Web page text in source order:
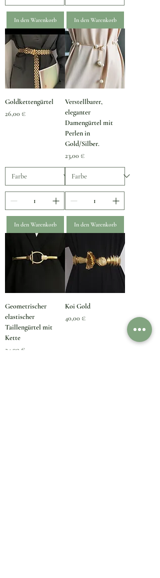
In den Warenkorb In den Warenkorb
Goldkettengürtel
Preis
26,00 €
In den Warenkorb
Verstellbarer,
eleganter
Damengürtel mit
Perlen in
Gold/Silber.
Preis
23,00 €
In den Warenkorb
Geometrischer
elastischer
Taillengürtel mit
Kette
Preis
24,00 €
Koi Gold
Preis
40,00 €